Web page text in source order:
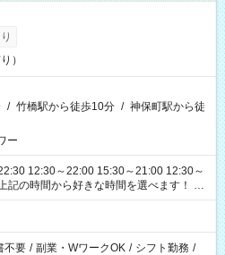
）
/ 竹橋駅から徒歩10分 / 神保町駅から徒
ー
12:30～22:00 15:30～21:00 12:30～
性があります
不要 / 副業・WワークOK / シフト勤務 /